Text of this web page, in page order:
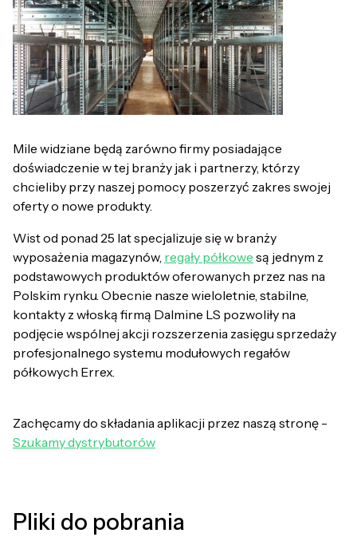
Mile widziane będą zarówno firmy posiadające
doświadczenie w tej branży jak i partnerzy, którzy
chcieliby przy naszej pomocy poszerzyć zakres swojej
oferty o nowe produkty.
Wist od ponad 25 lat specjalizuje się w branży
wyposażenia magazynów, regały półkowe są jednym z
podstawowych produktów oferowanych przez nas na
Polskim rynku. Obecnie nasze wieloletnie, stabilne,
kontakty z włoską firmą Dalmine LS pozwoliły na
podjęcie wspólnej akcji rozszerzenia zasięgu sprzedaży
profesjonalnego systemu modułowych regałów
półkowych Errex.
Zachęcamy do składania aplikacji przez naszą stronę -
Szukamy dystrybutorów
Pliki do pobrania